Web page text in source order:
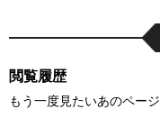
閲覧履歴
もう一度見たいあのペー